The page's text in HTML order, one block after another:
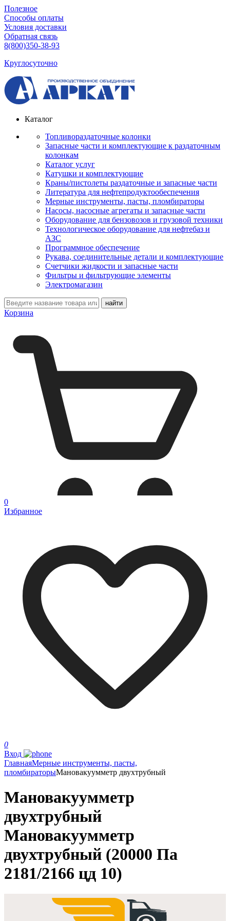
Полезное
Способы оплаты
Условия доставки
Обратная связь
8(800)350-38-93
Круглосуточно
Каталог
Топливораздаточные колонки
Запасные части и комплектующие к раздаточным
колонкам
Каталог услуг
Катушки и комплектующие
Краны/пистолеты раздаточные и запасные части
Литература для нефтепродуктообеспечения
Мерные инструменты, пасты, пломбираторы
Насосы, насосные агрегаты и запасные части
Оборудование для бензовозов и грузовой техники
Технологическое оборудование для нефтебаз и
АЗС
Программное обеспечение
Рукава, соединительные детали и комплектующие
Счетчики жидкости и запасные части
Фильтры и фильтрующие элементы
Электромагазин
Корзина
0
Избранное
0
Вход
ГлавнаяМерные инструменты, пасты,
пломбираторыМановакуумметр двухтрубный
Мановакуумметр
двухтрубный
Мановакуумметр
двухтрубный (20000 Па
2181/2166 цд 10)